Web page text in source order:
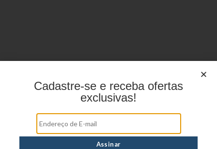
Menu
HOME
Cadastre-se e receba ofertas
exclusivas!